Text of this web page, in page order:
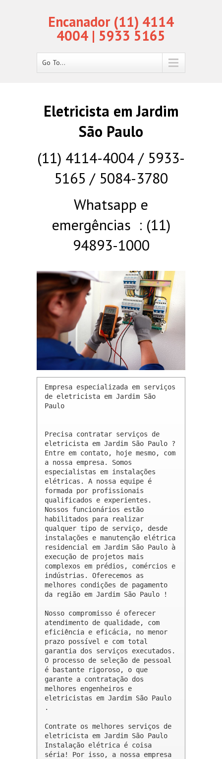
Encanador (11) 4114
4004 | 5933 5165
Go To...
Eletricista em Jardim
São Paulo
(11) 4114-4004 / 5933-
5165 / 5084-3780
Whatsapp e
emergências : (11)
94893-1000
Empresa especializada em serviços
de eletricista em Jardim São
Paulo
Precisa contratar serviços de
eletricista em Jardim São Paulo ?
Entre em contato, hoje mesmo, com
a nossa empresa. Somos
especialistas em instalações
elétricas. A nossa equipe é
formada por profissionais
qualificados e experientes.
Nossos funcionários estão
habilitados para realizar
qualquer tipo de serviço, desde
instalações e manutenção elétrica
residencial em Jardim São Paulo à
execução de projetos mais
complexos em prédios, comércios e
indústrias. Oferecemos as
melhores condições de pagamento
da região em Jardim São Paulo !
Nosso compromisso é oferecer
atendimento de qualidade, com
eficiência e eficácia, no menor
prazo possível e com total
garantia dos serviços executados.
O processo de seleção de pessoal
é bastante rigoroso, o que
garante a contratação dos
melhores engenheiros e
eletricistas em Jardim São Paulo
.
Contrate os melhores serviços de
eletricista em Jardim São Paulo
Instalação elétrica é coisa
séria! Por isso, a nossa empresa